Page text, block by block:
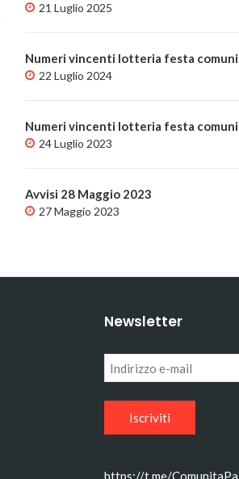
21 Luglio 2025
Numeri vincenti lotteria festa
22 Luglio 2024
Numeri vincenti lotteria festa
24 Luglio 2023
Avvisi 28 Maggio 2023
27 Maggio 2023
Newsletter
Indirizzo
e-
mail
https://t.me/